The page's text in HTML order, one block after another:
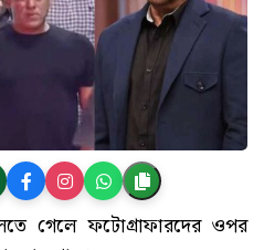
গেলে ফটোগ্রাফারদের ওপর